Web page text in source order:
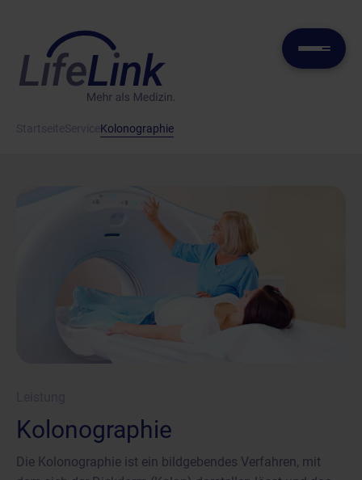
Kolonographie
Kolonographie
Die Kolonographie ist ein bildgebendes Verfahren, mit